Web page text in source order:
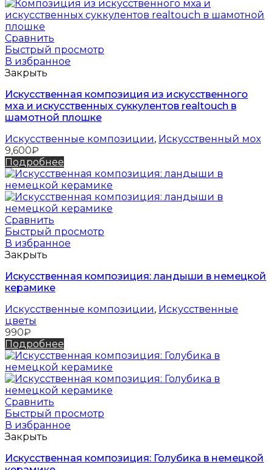
Сравнить
Быстрый просмотр
В избранное
Закрыть
Искусственная композиция из искусственного
мха и искусственных суккулентов realtouch в
шамотной плошке
Искусственные композиции, Искусственный мох
9,600₽
Подробнее
Сравнить
Быстрый просмотр
В избранное
Закрыть
Искусственная композиция: ландыши в немецкой
керамике
Искусственные композиции, Искусственные
цветы
990₽
Подробнее
Сравнить
Быстрый просмотр
В избранное
Закрыть
Искусственная композиция: Голубика в немецкой